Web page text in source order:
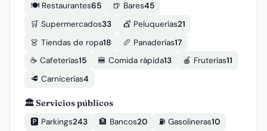
🍽️ Restaurantes65 🍺 Bares45
🛒 Supermercados33 💇 Peluquerías21
👗 Tiendas de ropa18 🥖 Panaderías17
☕ Cafeterías15 🍔 Comida rápida13 🍎 Fruterías11
🥩 Carnicerías4
🏛️ Servicios públicos
🅿️ Parkings243 🏦 Bancos20 ⛽ Gasolineras10